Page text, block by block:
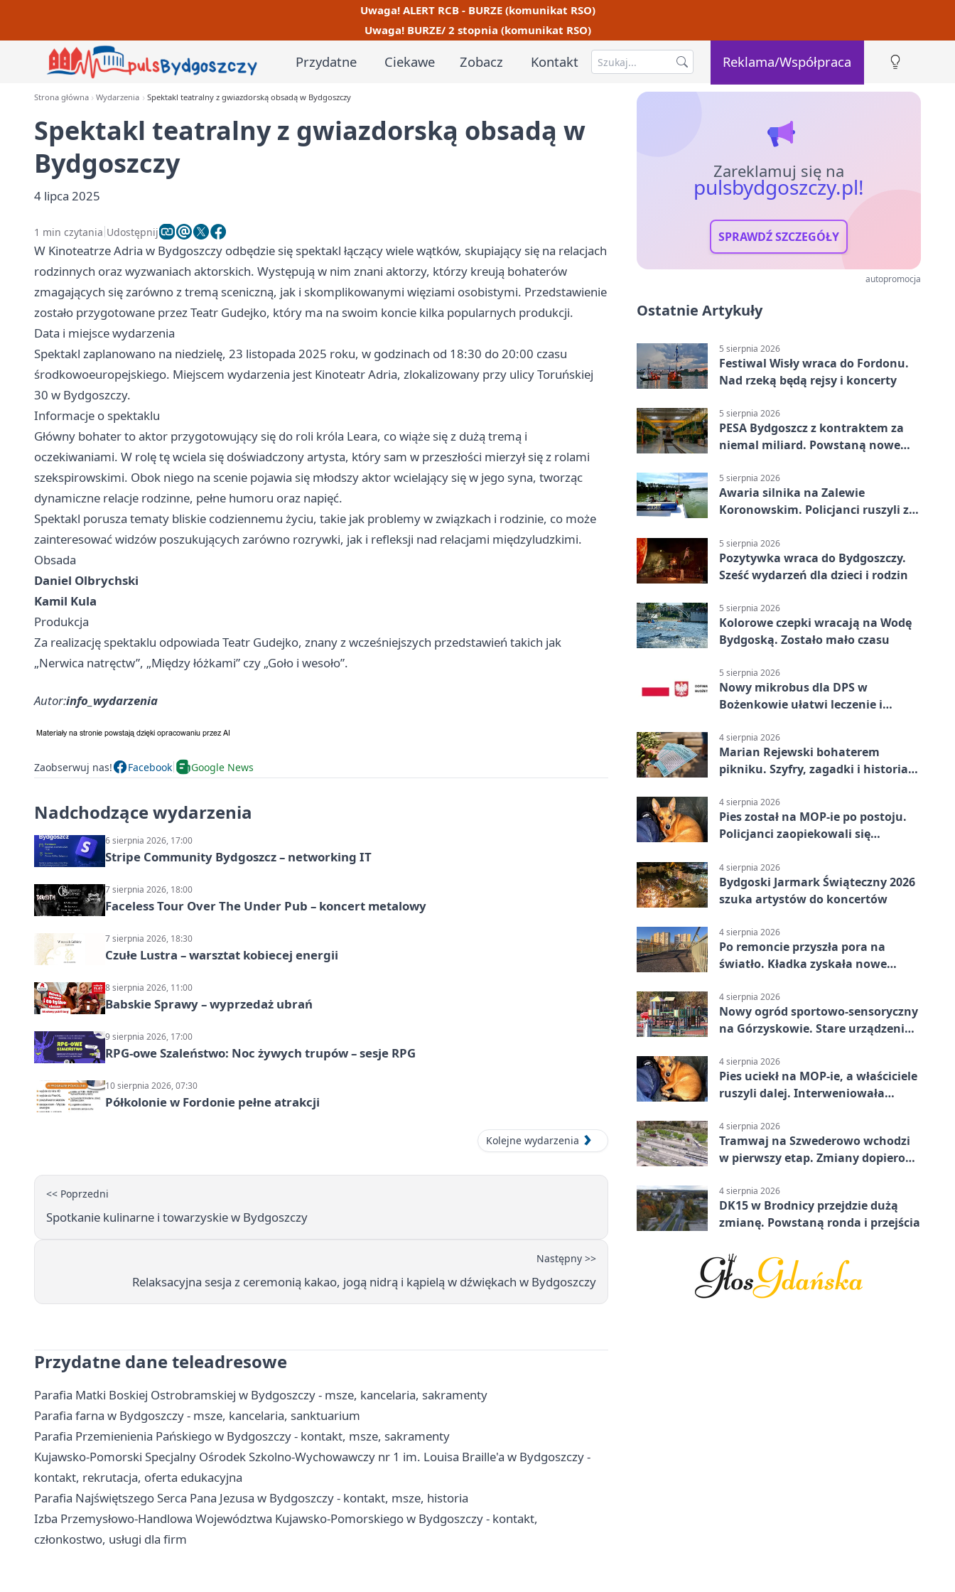
Uwaga! ALERT RCB - BURZE (komunikat RSO)
Uwaga! BURZE/ 2 stopnia (komunikat RSO)
Przydatne Ciekawe Zobacz Kontakt Reklama/Współpraca
Strona główna Wydarzenia Spektakl teatralny z gwiazdorską obsadą w Bydgoszczy
Spektakl teatralny z gwiazdorską obsadą w
Bydgoszczy
4 lipca 2025
1 min czytania Udostępnij
W Kinoteatrze Adria w Bydgoszczy odbędzie się spektakl łączący wiele wątków, skupiający się na relacjach
rodzinnych oraz wyzwaniach aktorskich. Występują w nim znani aktorzy, którzy kreują bohaterów
zmagających się zarówno z tremą sceniczną, jak i skomplikowanymi więziami osobistymi. Przedstawienie
zostało przygotowane przez Teatr Gudejko, który ma na swoim koncie kilka popularnych produkcji.
Data i miejsce wydarzenia
Spektakl zaplanowano na niedzielę, 23 listopada 2025 roku, w godzinach od 18:30 do 20:00 czasu
środkowoeuropejskiego. Miejscem wydarzenia jest Kinoteatr Adria, zlokalizowany przy ulicy Toruńskiej
30 w Bydgoszczy.
Informacje o spektaklu
Główny bohater to aktor przygotowujący się do roli króla Leara, co wiąże się z dużą tremą i
oczekiwaniami. W rolę tę wciela się doświadczony artysta, który sam w przeszłości mierzył się z rolami
szekspirowskimi. Obok niego na scenie pojawia się młodszy aktor wcielający się w jego syna, tworząc
dynamiczne relacje rodzinne, pełne humoru oraz napięć.
Spektakl porusza tematy bliskie codziennemu życiu, takie jak problemy w związkach i rodzinie, co może
zainteresować widzów poszukujących zarówno rozrywki, jak i refleksji nad relacjami międzyludzkimi.
Obsada
Daniel Olbrychski
Kamil Kula
Produkcja
Za realizację spektaklu odpowiada Teatr Gudejko, znany z wcześniejszych przedstawień takich jak
„Nerwica natręctw”, „Między łóżkami” czy „Goło i wesoło”.
Autor:info_wydarzenia
Zaobserwuj nas! Facebook Google News
Nadchodzące wydarzenia
6 sierpnia 2026, 17:00
Stripe Community Bydgoszcz – networking IT
7 sierpnia 2026, 18:00
Faceless Tour Over The Under Pub – koncert metalowy
7 sierpnia 2026, 18:30
Czułe Lustra – warsztat kobiecej energii
8 sierpnia 2026, 11:00
Babskie Sprawy – wyprzedaż ubrań
9 sierpnia 2026, 17:00
RPG-owe Szaleństwo: Noc żywych trupów – sesje RPG
10 sierpnia 2026, 07:30
Półkolonie w Fordonie pełne atrakcji
Kolejne wydarzenia
<< Poprzedni
Spotkanie kulinarne i towarzyskie w Bydgoszczy
Następny >>
Relaksacyjna sesja z ceremonią kakao, jogą nidrą i kąpielą w dźwiękach w Bydgoszczy
Przydatne dane teleadresowe
Parafia Matki Boskiej Ostrobramskiej w Bydgoszczy - msze, kancelaria, sakramenty
Parafia farna w Bydgoszczy - msze, kancelaria, sanktuarium
Parafia Przemienienia Pańskiego w Bydgoszczy - kontakt, msze, sakramenty
Kujawsko-Pomorski Specjalny Ośrodek Szkolno-Wychowawczy nr 1 im. Louisa Braille'a w Bydgoszczy -
kontakt, rekrutacja, oferta edukacyjna
Parafia Najświętszego Serca Pana Jezusa w Bydgoszczy - kontakt, msze, historia
Izba Przemysłowo-Handlowa Województwa Kujawsko-Pomorskiego w Bydgoszczy - kontakt,
członkostwo, usługi dla firm
Zareklamuj się na
pulsbydgoszczy.pl!
SPRAWDŹ SZCZEGÓŁY
autopromocja
Ostatnie Artykuły
5 sierpnia 2026
Festiwal Wisły wraca do Fordonu.
Nad rzeką będą rejsy i koncerty
5 sierpnia 2026
PESA Bydgoszcz z kontraktem za
niemal miliard. Powstaną nowe
5 sierpnia 2026
Awaria silnika na Zalewie
Koronowskim. Policjanci ruszyli z
5 sierpnia 2026
Pozytywka wraca do Bydgoszczy.
Sześć wydarzeń dla dzieci i rodzin
5 sierpnia 2026
Kolorowe czepki wracają na Wodę
Bydgoską. Zostało mało czasu
5 sierpnia 2026
Nowy mikrobus dla DPS w
Bożenkowie ułatwi leczenie i
4 sierpnia 2026
Marian Rejewski bohaterem
pikniku. Szyfry, zagadki i historia
4 sierpnia 2026
Pies został na MOP-ie po postoju.
Policjanci zaopiekowali się
4 sierpnia 2026
Bydgoski Jarmark Świąteczny 2026
szuka artystów do koncertów
4 sierpnia 2026
Po remoncie przyszła pora na
światło. Kładka zyskała nowe
4 sierpnia 2026
Nowy ogród sportowo-sensoryczny
na Górzyskowie. Stare urządzenia
4 sierpnia 2026
Pies uciekł na MOP-ie, a właściciele
ruszyli dalej. Interweniowała
4 sierpnia 2026
Tramwaj na Szwederowo wchodzi
w pierwszy etap. Zmiany dopiero
4 sierpnia 2026
DK15 w Brodnicy przejdzie dużą
zmianę. Powstaną ronda i przejścia